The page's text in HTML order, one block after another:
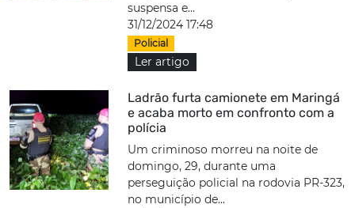
suspensa e...
31/12/2024 17:48
Policial
Ler artigo
Ladrão furta camionete em Maringá
e acaba morto em confronto com a
polícia
Um criminoso morreu na noite de
domingo, 29, durante uma
perseguição policial na rodovia PR-323,
no município de...